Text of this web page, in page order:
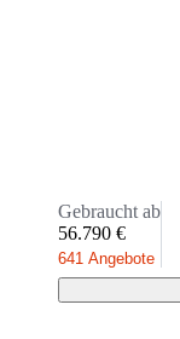
Gebraucht ab
56.790 €
641 Angebote